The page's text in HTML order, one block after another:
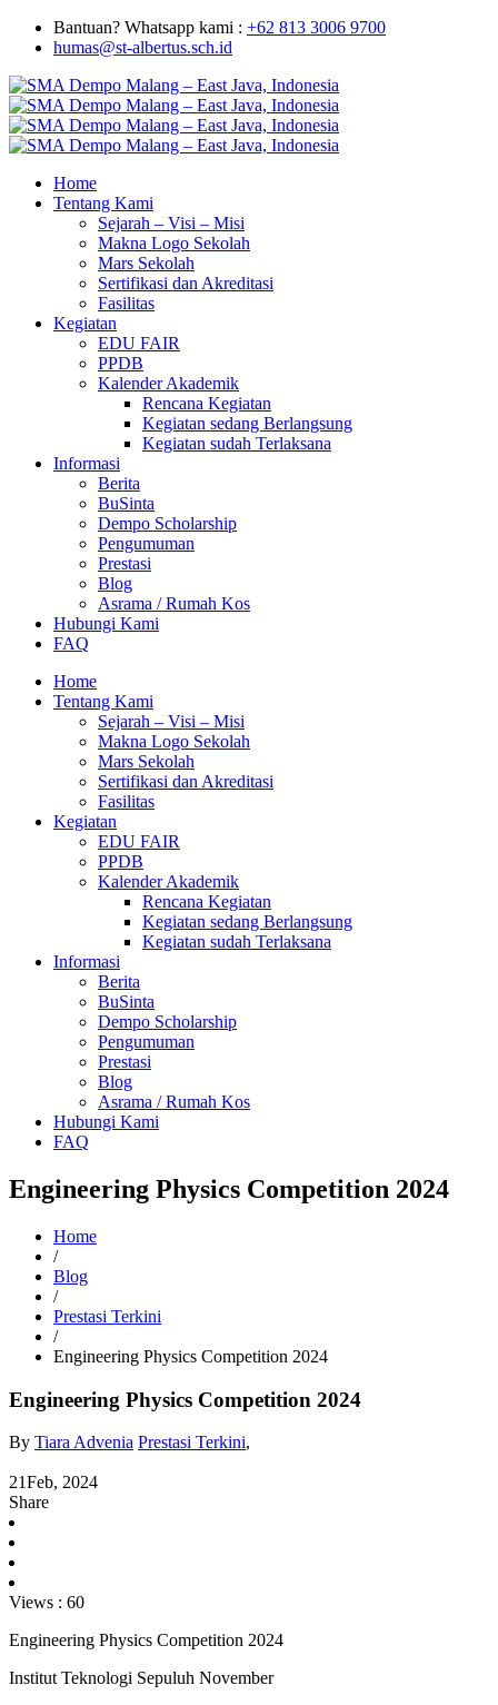
Bantuan? Whatsapp kami : +62 813 3006 9700
humas@st-albertus.sch.id
Home
Tentang Kami
Sejarah – Visi – Misi
Makna Logo Sekolah
Mars Sekolah
Sertifikasi dan Akreditasi
Fasilitas
Kegiatan
EDU FAIR
PPDB
Kalender Akademik
Rencana Kegiatan
Kegiatan sedang Berlangsung
Kegiatan sudah Terlaksana
Informasi
Berita
BuSinta
Dempo Scholarship
Pengumuman
Prestasi
Blog
Asrama / Rumah Kos
Hubungi Kami
FAQ
Home
Tentang Kami
Sejarah – Visi – Misi
Makna Logo Sekolah
Mars Sekolah
Sertifikasi dan Akreditasi
Fasilitas
Kegiatan
EDU FAIR
PPDB
Kalender Akademik
Rencana Kegiatan
Kegiatan sedang Berlangsung
Kegiatan sudah Terlaksana
Informasi
Berita
BuSinta
Dempo Scholarship
Pengumuman
Prestasi
Blog
Asrama / Rumah Kos
Hubungi Kami
FAQ
Engineering Physics Competition 2024
Home
/
Blog
/
Prestasi Terkini
/
Engineering Physics Competition 2024
Engineering Physics Competition 2024
By Tiara Advenia Prestasi Terkini,
21Feb, 2024
Share
Views : 60
Engineering Physics Competition 2024
Institut Teknologi Sepuluh November